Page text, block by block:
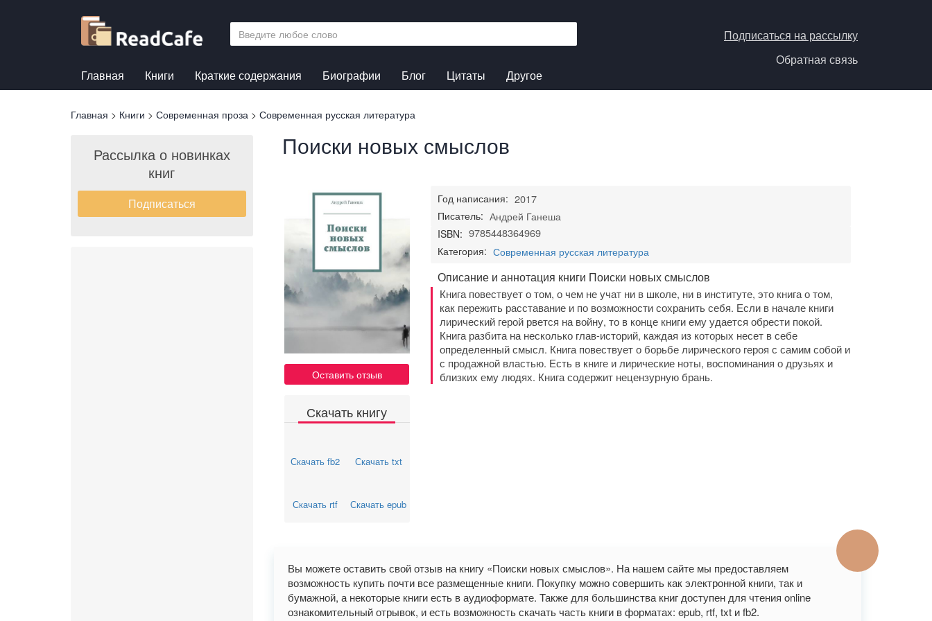
Подписаться на рассылку
Обратная связь
Главная
Книги Краткие содержания Биографии Блог Цитаты Другое
Вы
Главная > Книги > Современная проза > Современная русская литература
Рассылка о новинках
книг
Подписаться
Поиски новых смыслов
Оставить отзыв
Скачать книгу
Скачать fb2 Скачать txt
Скачать rtf Скачать epub
Год написания: 2017
Писатель: Андрей Ганеша
ISBN: 9785448364969
Категория: Современная русская литература
Описание и аннотация книги Поиски новых смыслов
Книга повествует о том, о чем не учат ни в школе, ни в институте, это книга о том,
как пережить расставание и по возможности сохранить себя. Если в начале книги
лирический герой рвется на войну, то в конце книги ему удается обрести покой.
Книга разбита на несколько глав-историй, каждая из которых несет в себе
определенный смысл. Книга повествует о борьбе лирического героя с самим собой и
с продажной властью. Есть в книге и лирические ноты, воспоминания о друзьях и
близких ему людях. Книга содержит нецензурную брань.
Вы можете оставить свой отзыв на книгу «Поиски новых смыслов». На нашем сайте мы предоставляем
возможность купить почти все размещенные книги. Покупку можно совершить как электронной книги, так и
бумажной, а некоторые книги есть в аудиоформате. Также для большинства книг доступен для чтения online
ознакомительный отрывок, и есть возможность скачать часть книги в форматах: epub, rtf, txt и fb2.